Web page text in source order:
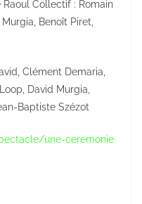
Raoul Collectif : Romain
Benoît Piret,
Clément Demaria,
David Murgia,
Baptiste Szézot
une-ceremonie